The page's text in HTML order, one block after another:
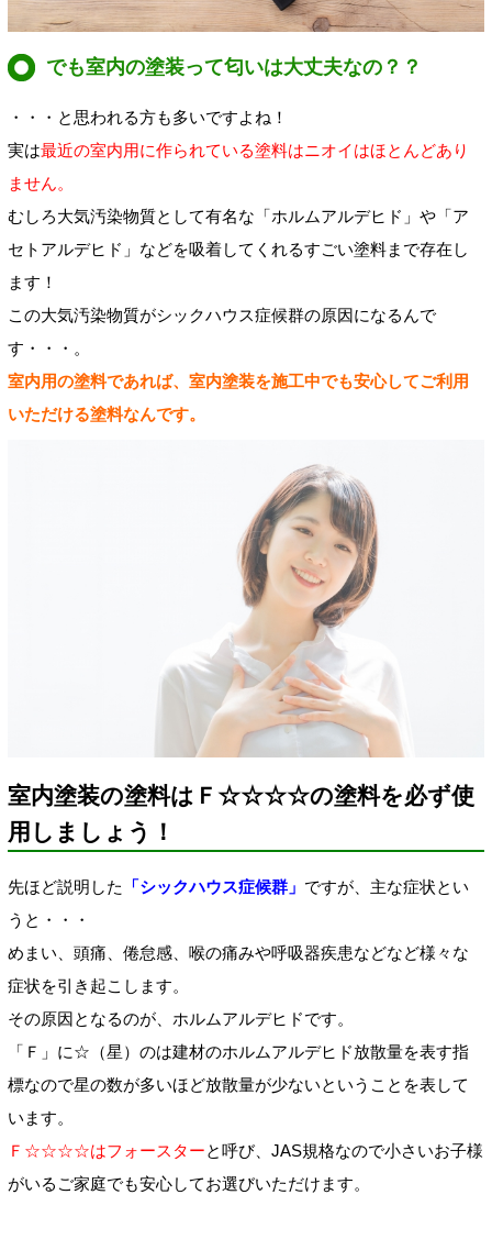
でも室内の塗装って匂いは大丈夫なの？？
・・・と思われる方も多いですよね！
実は最近の室内用に作られている塗料はニオイはほとんどあり
ません。
むしろ大気汚染物質として有名な「ホルムアルデヒド」や「ア
セトアルデヒド」などを吸着してくれるすごい塗料まで存在し
ます！
この大気汚染物質がシックハウス症候群の原因になるんで
す・・・。
室内用の塗料であれば、室内塗装を施工中でも安心してご利用
いただける塗料なんです。
室内塗装の塗料はＦ☆☆☆☆の塗料を必ず使
用しましょう！
先ほど説明した 「シックハウス症候群」 ですが、主な症状とい
うと・・・
めまい、頭痛、倦怠感、喉の痛みや呼吸器疾患などなど様々な
症状を引き起こします。
その原因となるのが、ホルムアルデヒドです。
「Ｆ」に☆（星）のは建材のホルムアルデヒド放散量を表す指
標なので星の数が多いほど放散量が少ないということを表して
います。
Ｆ☆☆☆☆はフォースターと呼び、JAS規格なので小さいお子様
がいるご家庭でも安心してお選びいただけます。